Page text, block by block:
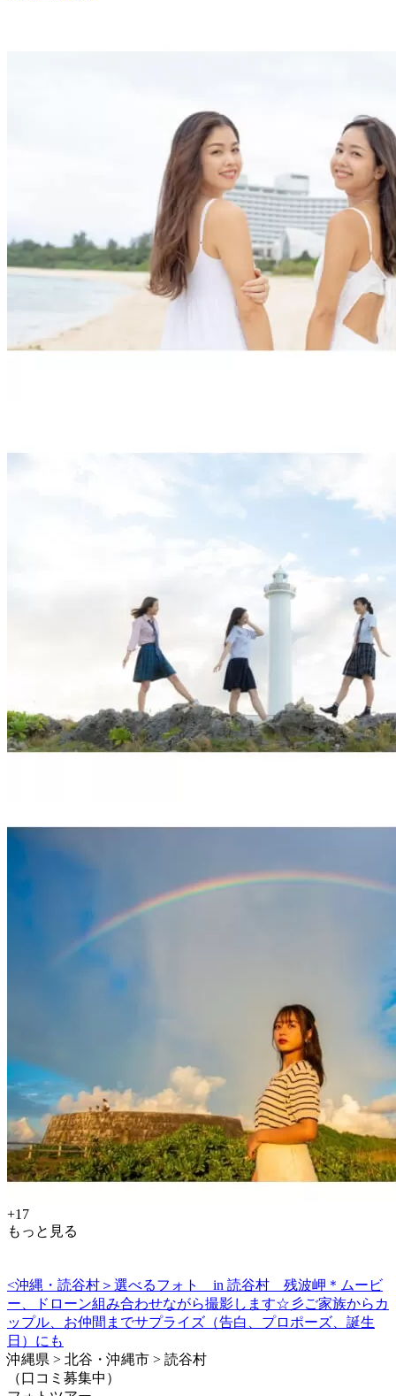
+17
もっと見る
<沖縄・読谷村＞選べるフォト in 読谷村 残波岬＊ムービ
ー、ドローン組み合わせながら撮影します☆彡ご家族からカ
ップル、お仲間までサプライズ（告白、プロポーズ、誕生
日）にも
沖縄県 > 北谷・沖縄市 > 読谷村
（口コミ募集中）